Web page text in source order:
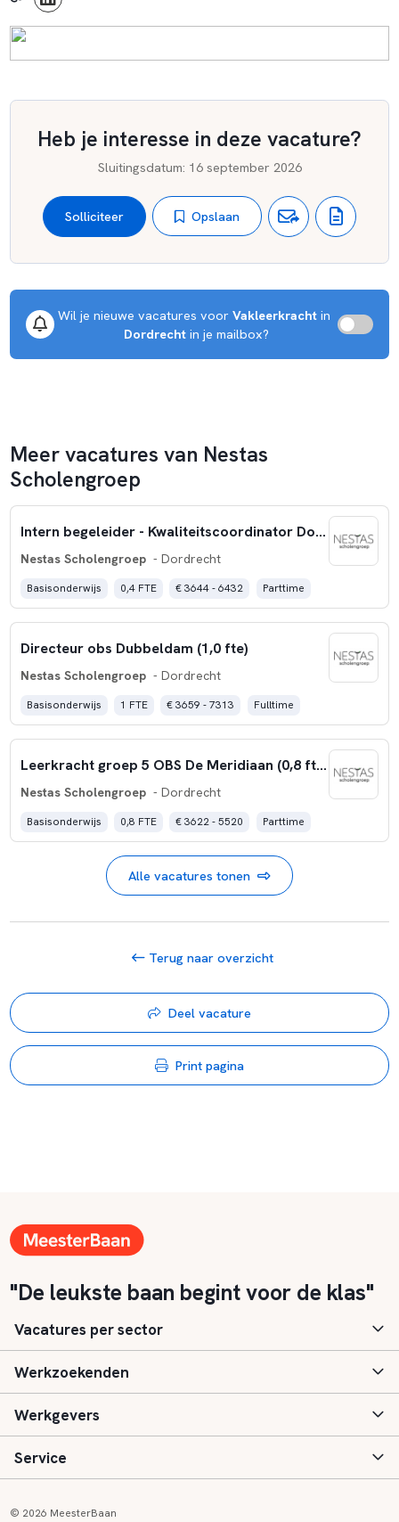
Heb je interesse in deze vacature?
Sluitingsdatum: 16 september 2026
Solliciteer Opslaan
Wil je nieuwe vacatures voor Vakleerkracht in
Dordrecht in je mailbox?
Meer vacatures van Nestas
Scholengroep
Intern begeleider - Kwaliteitscoordinator Don Bosco (0,4 fte)
Nestas Scholengroep - Dordrecht
Basisonderwijs 0,4 FTE € 3644 - 6432 Parttime
Directeur obs Dubbeldam (1,0 fte)
Nestas Scholengroep - Dordrecht
Basisonderwijs 1 FTE € 3659 - 7313 Fulltime
Leerkracht groep 5 OBS De Meridiaan (0,8 fte)
Nestas Scholengroep - Dordrecht
Basisonderwijs 0,8 FTE € 3622 - 5520 Parttime
Alle vacatures tonen
Terug naar overzicht
Deel vacature
Print pagina
"De leukste baan begint voor de klas"
Vacatures per sector
Basisonderwijs
Speciaal (basis) onderwijs
Voortgezet onderwijs
Werkzoekenden
Aanmelden
Vacatures
Werkgevers
Inloggen
Service
© 2026 MeesterBaan